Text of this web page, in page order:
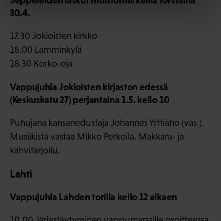
30.4.
17.30 Jokioisten kirkko
18.00 Lamminkylä
18.30 Korko-oja
Vappujuhla Jokioisten kirjaston edessä
(Keskuskatu 27) perjantaina 1.5. kello 10
Puhujana kansanedustaja Johannes Yrttiaho (vas.).
Musiikista vastaa Mikko Perkoila. Makkara- ja
kahvitarjoilu.
Lahti
Vappujuhla Lahden torilla kello 12 alkaen